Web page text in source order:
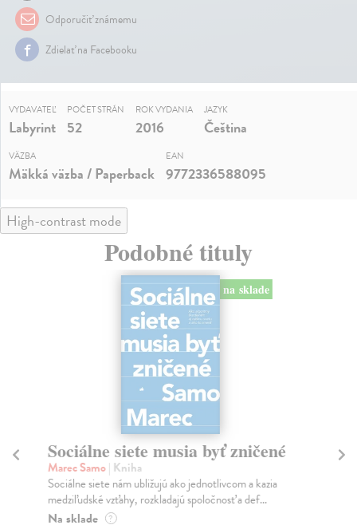
Odporučiť známemu
Zdielať na Facebooku
VYDAVATEĽ
Labyrint
POČET STRÁN
52
ROK VYDANIA
2016
JAZYK
Čeština
VÄZBA
Mäkká väzba / Paperback
EAN
9772336588095
High-contrast mode
Podobné tituly
na sklade
Sociálne siete musia byť zničené
Marec Samo| Kniha
Sociálne siete nám ubližujú ako jednotlivcom a kazia
medziľudské vzťahy, rozkladajú spoločnosť a def...
Na sklade ?